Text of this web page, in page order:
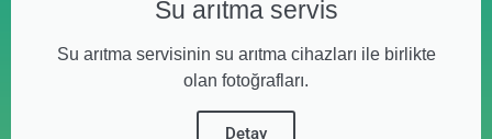
Su arıtma servis
Su arıtma servisinin su arıtma cihazları ile birlikte
olan fotoğrafları.
Detay